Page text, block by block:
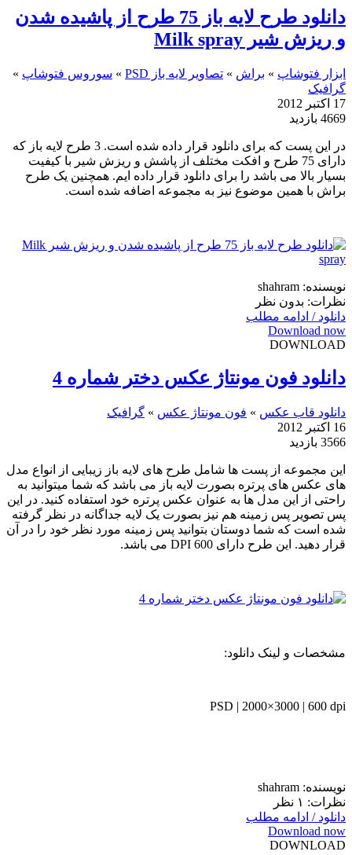
دانلود طرح لایه باز 75 طرح از پاشیده شدن
و ریزش شیر Milk spray
ابزار فتوشاپ » براش » تصاویر لایه باز PSD » سوروس فتوشاپ »
گرافیک
17 اکتبر 2012
4669 بازدید
در این پست که برای دانلود قرار داده شده است. 3 طرح لایه باز که
دارای 75 طرح و افکت مختلف از پاشش و ریزش شیر با کیفیت
بسیار بالا می باشد را برای دانلود قرار داده ایم. همچنین یک طرح
براش با همین موضوع نیز به مجموعه اضافه شده است.
نویسنده: shahram
نظرات: بدون نظر
دانلود / ادامه مطلب
Download now
DOWNLOAD
دانلود فون مونتاژ عکس دختر شماره 4
دانلود قاب عکس » فون مونتاژ عکس » گرافیک
16 اکتبر 2012
3566 بازدید
این مجموعه از پست ها شامل طرح های لایه باز زیبایی از انواع مدل
های عکس های پرتره بصورت لایه باز می باشد که شما میتوانید به
راحتی از این مدل ها به عنوان عکس پرتره خود استفاده کنید. در این
پس تصویر پس زمینه هم نیز بصورت یک لایه جداگانه در نظر گرفته
شده است که شما دوستان بتوانید پس زمینه مورد نظر خود را در آن
قرار دهید. این طرح دارای DPI 600 می باشد.
مشخصات و لینک دانلود:
PSD | 2000×3000 | 600 dpi
نویسنده: shahram
نظرات: ۱ نظر
دانلود / ادامه مطلب
Download now
DOWNLOAD